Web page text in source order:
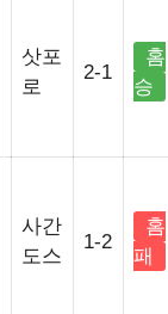
삿포
로
2-1
홈
승
사간
도스
1-2
홈
패